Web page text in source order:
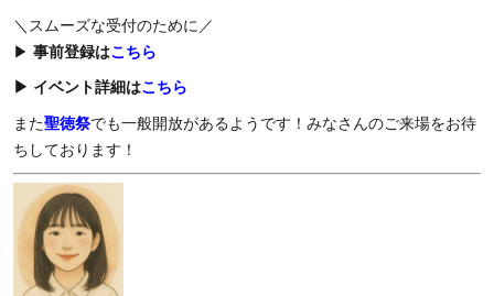
＼スムーズな受付のために／
▶ 事前登録はこちら
▶ イベント詳細はこちら
また聖徳祭でも一般開放があるようです！ みなさんのご来場をお待
ちしております！